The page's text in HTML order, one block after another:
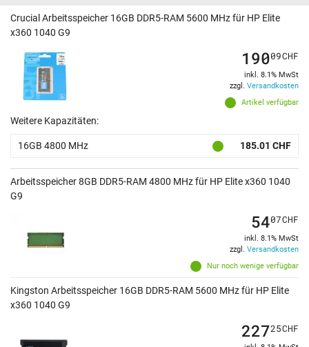
Crucial Arbeitsspeicher 16GB DDR5-RAM 5600 MHz für HP Elite
x360 1040 G9
Artikel verfügbar
19009CHF
inkl. 8.1% MwSt
zzgl. Versandkosten
Weitere Kapazitäten:
16GB 4800 MHz 185.01 CHF
Arbeitsspeicher 8GB DDR5-RAM 4800 MHz für HP Elite x360 1040
G9
Nur noch wenige verfügbar
5407CHF
inkl. 8.1% MwSt
zzgl. Versandkosten
Kingston Arbeitsspeicher 16GB DDR5-RAM 5600 MHz für HP Elite
x360 1040 G9
22725CHF